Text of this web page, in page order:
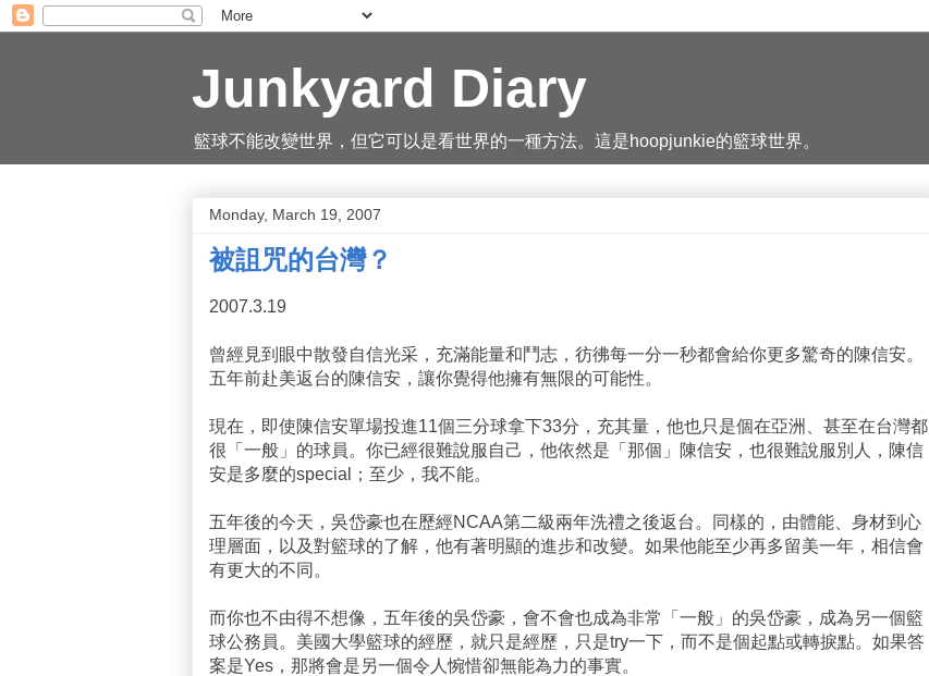
Junkyard Diary
籃球不能改變世界，但它可以是看世界的一種方法。這是hoopjunkie的籃球世界。
Monday, March 19, 2007
被詛咒的台灣？
2007.3.19
曾經見到眼中散發自信光采，充滿能量和鬥志，彷彿每一分一秒都會給你更多驚奇的陳信安。
五年前赴美返台的陳信安，讓你覺得他擁有無限的可能性。
現在，即使陳信安單場投進11個三分球拿下33分，充其量，他也只是個在亞洲、甚至在台灣都
很「一般」的球員。你已經很難說服自己，他依然是「那個」陳信安，也很難說服別人，陳信
安是多麼的special；至少，我不能。
五年後的今天，吳岱豪也在歷經NCAA第二級兩年洗禮之後返台。同樣的，由體能、身材到心
理層面，以及對籃球的了解，他有著明顯的進步和改變。如果他能至少再多留美一年，相信會
有更大的不同。
而你也不由得不想像，五年後的吳岱豪，會不會也成為非常「一般」的吳岱豪，成為另一個籃
球公務員。美國大學籃球的經歷，就只是經歷，只是try一下，而不是個起點或轉捩點。如果答
案是Yes，那將會是另一個令人惋惜卻無能為力的事實。